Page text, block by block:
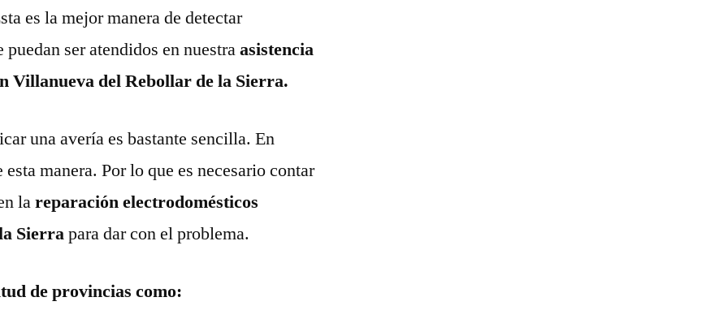
es la mejor manera de detectar
puedan ser atendidos en nuestraasistencia
Villanueva del Rebollar de la Sierra.
una avería es bastante sencilla. En
manera. Por lo que es necesario contar
lareparación electrodomésticos
Sierrapara dar con el problema.
de provincias como: